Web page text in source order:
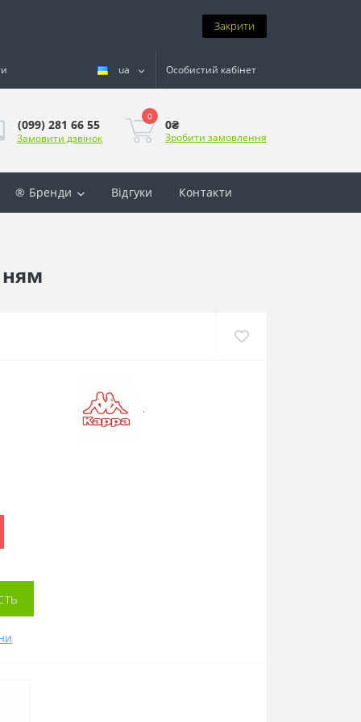
Закрити
ua Особистий кабінет
(099) 281 66 55
Замовити дзвінок
0
0₴
Зробити замовлення
® Бренди Відгуки Контакти
.